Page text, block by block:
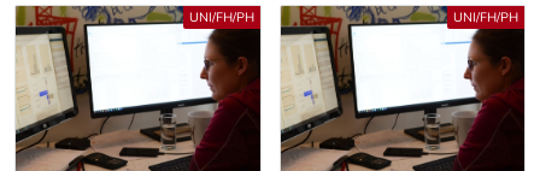
Uber weitere Berufsvorschläge
UNI/FH/PH UNI/FH/PH